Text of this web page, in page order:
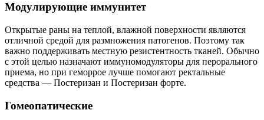
Модулирующие иммунитет
Открытые раны на теплой, влажной поверхности являются
отличной средой для размножения патогенов. Поэтому так
важно поддерживать местную резистентность тканей. Обычно
с этой целью назначают иммуномодуляторы для перорального
приема, но при геморрое лучше помогают ректальные
средства — Постеризан и Постеризан форте.
Гомеопатические